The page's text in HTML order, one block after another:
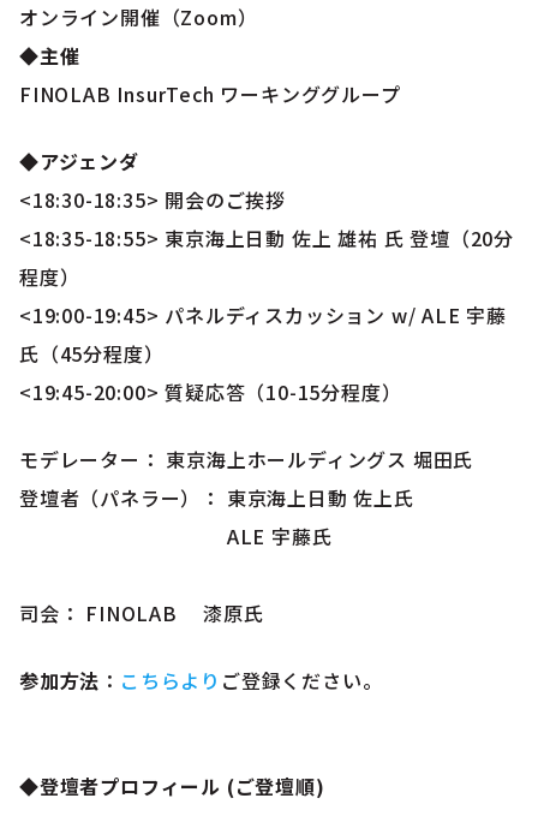
オンライン開催（Zoom）
◆主催
FINOLAB InsurTech ワーキンググループ
◆アジェンダ
<18:30-18:35> 開会のご挨拶
<18:35-18:55> 東京海上日動 佐上 雄祐 氏 登壇（20分
程度）
<19:00-19:45> パネルディスカッション w/ ALE 宇藤
氏（45分程度）
<19:45-20:00> 質疑応答（10-15分程度）
モデレーター： 東京海上ホールディングス 堀田氏
登壇者（パネラー）： 東京海上日動 佐上氏
ALE 宇藤氏
司会： FINOLAB 漆原氏
参加方法 ： こちらより ご登録ください。
◆登壇者プロフィール (ご登壇順)